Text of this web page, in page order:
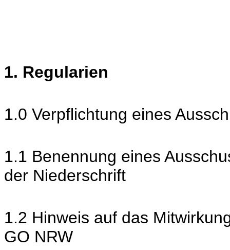
1. Regularien
1.0 Verpflichtung eines
1.1 Benennung eines
der Niederschrift
1.2 Hinweis auf das
GO NRW